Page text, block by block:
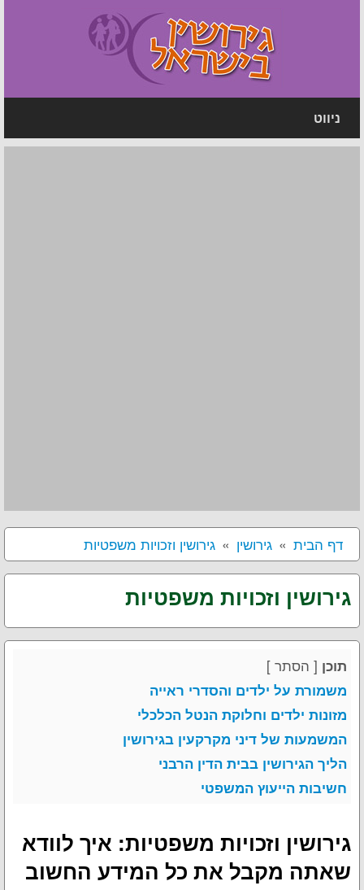
ניווט
דף הבית גירושין גירושין וזכויות משפטיות
גירושין וזכויות משפטיות
תוכן [ הסתר ]
משמורת על ילדים והסדרי ראייה
מזונות ילדים וחלוקת הנטל הכלכלי
המשמעות של דיני מקרקעין בגירושין
הליך הגירושין בבית הדין הרבני
חשיבות הייעוץ המשפטי
גירושין וזכויות משפטיות: איך לוודא
שאתה מקבל את כל המידע החשוב